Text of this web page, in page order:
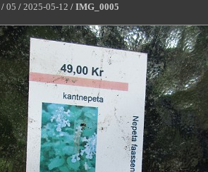
/ 05 / 2025-05-12 / IMG_0005